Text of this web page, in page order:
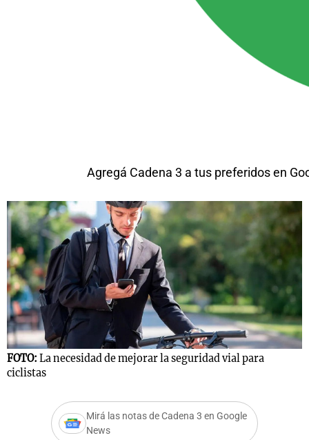
Agregá Cadena 3 a tus preferidos en
FOTO: La necesidad de mejorar la seguridad vial para
ciclistas
Mirá las notas de Cadena 3 en Google
News